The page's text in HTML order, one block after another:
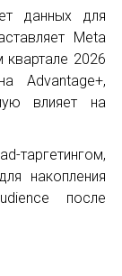
данных для
Meta
2026
Advantage+,
влияет на
таргетингом,
накопления
после